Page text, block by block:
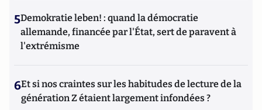
5Demokratie leben! : quand la démocratie
allemande, financée par l'État, sert de paravent à
l'extrémisme
6Et si nos craintes sur les habitudes de lecture de la
génération Z étaient largement infondées ?